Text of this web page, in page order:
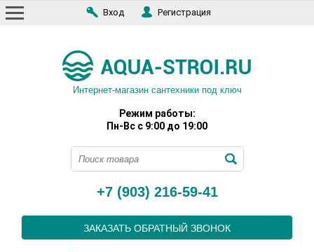
Вход Регистрация
Интернет-магазин сантехники под ключ
Режим работы:
Пн-Вс с 9:00 до 19:00
+7 (903) 216-59-41
ЗАКАЗАТЬ ОБРАТНЫЙ ЗВОНОК